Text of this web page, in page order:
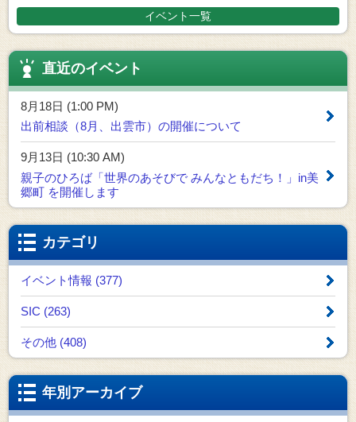
イベント一覧
直近のイベント
8月18日 (1:00 PM)
出前相談（8月、出雲市）の開催について
9月13日 (10:30 AM)
親子のひろば「世界のあそびで みんなともだち！」in美
郷町 を開催します
カテゴリ
イベント情報 (377)
SIC (263)
その他 (408)
年別アーカイブ